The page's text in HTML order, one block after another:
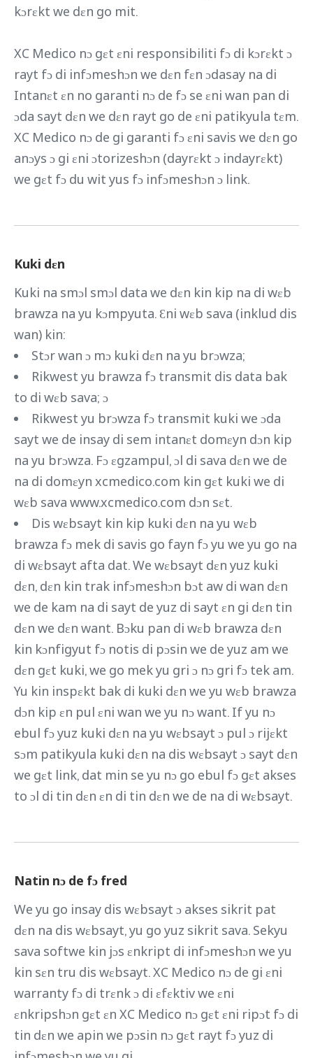
kɔrɛkt we dɛn go mit.
XC Medico nɔ gɛt ɛni responsibiliti fɔ di kɔrɛkt ɔ
rayt fɔ di infɔmeshɔn we dɛn fɛn ɔdasay na di
Intanɛt ɛn no garanti nɔ de fɔ se ɛni wan pan di
ɔda sayt dɛn we dɛn rayt go de ɛni patikyula tɛm.
XC Medico nɔ de gi garanti fɔ ɛni savis we dɛn go
anɔys ɔ gi ɛni ɔtorizeshɔn (dayrɛkt ɔ indayrɛkt)
we gɛt fɔ du wit yus fɔ infɔmeshɔn ɔ link.
Kuki dɛn
Kuki na smɔl smɔl data we dɛn kin kip na di wɛb
brawza na yu kɔmpyuta. Ɛni wɛb sava (inklud dis
wan) kin:
Stɔr wan ɔ mɔ kuki dɛn na yu brɔwza;
Rikwest yu brawza fɔ transmit dis data bak
to di wɛb sava; ɔ
Rikwest yu brɔwza fɔ transmit kuki we ɔda
sayt we de insay di sem intanɛt domɛyn dɔn kip
na yu brɔwza. Fɔ ɛgzampul, ɔl di sava dɛn we de
na di domɛyn xcmedico.com kin gɛt kuki we di
wɛb sava www.xcmedico.com dɔn sɛt.
Dis wɛbsayt kin kip kuki dɛn na yu wɛb
brawza fɔ mek di savis go fayn fɔ yu we yu go na
di wɛbsayt afta dat. We wɛbsayt dɛn yuz kuki
dɛn, dɛn kin trak infɔmeshɔn bɔt aw di wan dɛn
we de kam na di sayt de yuz di sayt ɛn gi dɛn tin
dɛn we dɛn want. Bɔku pan di wɛb brawza dɛn
kin kɔnfigyut fɔ notis di pɔsin we de yuz am we
dɛn gɛt kuki, we go mek yu gri ɔ nɔ gri fɔ tek am.
Yu kin inspɛkt bak di kuki dɛn we yu wɛb brawza
dɔn kip ɛn pul ɛni wan we yu nɔ want. If yu nɔ
ebul fɔ yuz kuki dɛn na yu wɛbsayt ɔ pul ɔ rijɛkt
sɔm patikyula kuki dɛn na dis wɛbsayt ɔ sayt dɛn
we gɛt link, dat min se yu nɔ go ebul fɔ gɛt akses
to ɔl di tin dɛn ɛn di tin dɛn we de na di wɛbsayt.
Natin nɔ de fɔ fred
We yu go insay dis wɛbsayt ɔ akses sikrit pat
dɛn na dis wɛbsayt, yu go yuz sikrit sava. Sekyu
sava softwe kin jɔs ɛnkript di infɔmeshɔn we yu
kin sɛn tru dis wɛbsayt. XC Medico nɔ de gi ɛni
warranty fɔ di trɛnk ɔ di ɛfɛktiv we ɛni
ɛnkripshɔn gɛt ɛn XC Medico nɔ gɛt ɛni ripɔt fɔ di
tin dɛn we apin we pɔsin nɔ gɛt rayt fɔ yuz di